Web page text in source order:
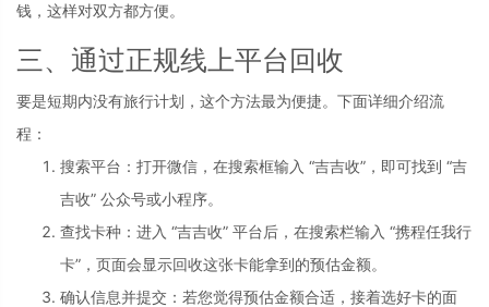
钱，这样对双方都方便。
三、通过正规线上平台回收
要是短期内没有旅行计划，这个方法最为便捷。下面详细介绍流
程：
搜索平台：打开微信，在搜索框输入 “吉吉收”，即可找到 “吉
吉收” 公众号或小程序。
查找卡种：进入 “吉吉收” 平台后，在搜索栏输入 “携程任我行
卡”，页面会显示回收这张卡能拿到的预估金额。
确认信息并提交：若您觉得预估金额合适，接着选好卡的面